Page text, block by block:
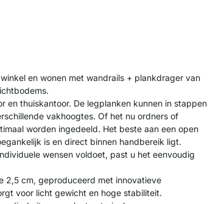
en wonen met wandrails + plankdrager van
en thuiskantoor. De legplanken kunnen in stappen
vakhoogtes. Of het nu ordners of
worden ingedeeld. Het beste aan een open
is en direct binnen handbereik ligt.
wensen voldoet, past u het eenvoudig
2,5 cm, geproduceerd met innovatieve
voor licht gewicht en hoge stabiliteit.